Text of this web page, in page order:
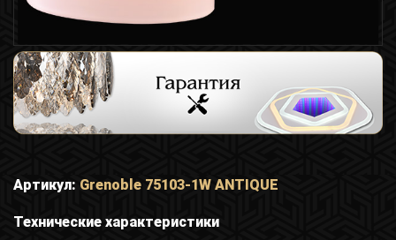
Артикул: Grenoble 75103-1W ANTIQUE
Технические характеристики